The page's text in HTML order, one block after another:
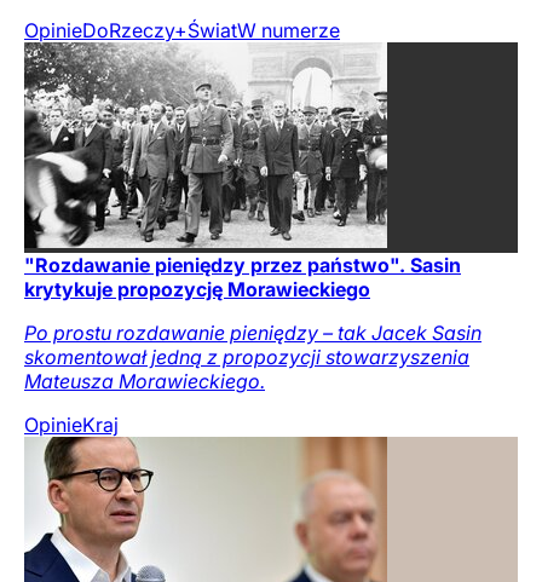
OpinieDoRzeczy+ŚwiatW numerze
"Rozdawanie pieniędzy przez państwo". Sasin
krytykuje propozycję Morawieckiego
Po prostu rozdawanie pieniędzy – tak Jacek Sasin
skomentował jedną z propozycji stowarzyszenia
Mateusza Morawieckiego.
OpinieKraj